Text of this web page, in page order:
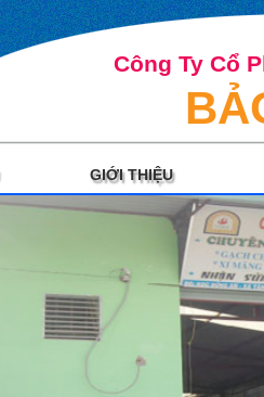
Công Ty Cổ
GIỚI THIỆU